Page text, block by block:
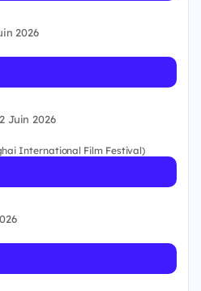
2026
Juin 2026
International Film Festival)